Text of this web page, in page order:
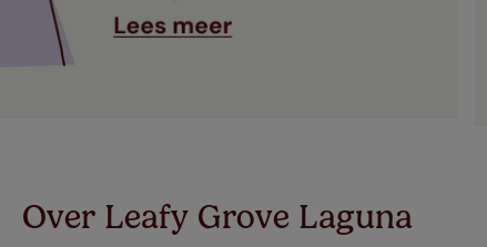
Over Leafy Grove Laguna